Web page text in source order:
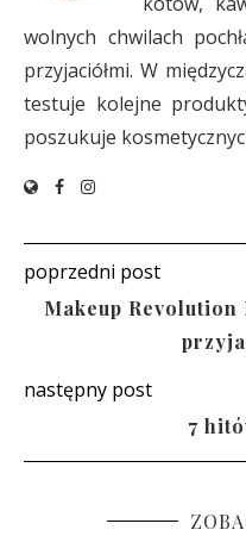
wolnych chwilach
przyjaciółmi. W
testuje kolejne
poszukuje
poprzedni post
Makeup
następny post
7